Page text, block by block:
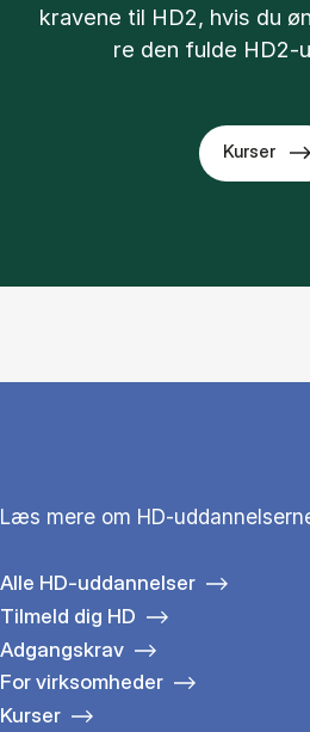
kra­ve­ne til HD2, hvis du
re den ful­de HD2-
Kurser
Læs mere om HD-
Alle HD-uddannelser
Tilmeld dig HD
Adgangskrav
For virksomheder
Kurser